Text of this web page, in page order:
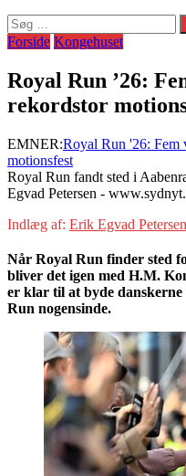
Søg
efter:
Forside Kongehuset
Royal Run ’26:
rekordstor
EMNER:Royal Run '26: Fem
motionsfest
Royal Run fandt sted i
Egvad Petersen -
Indlæg af: Erik Egvad
Når Royal Run finder sted
bliver det igen med H.M.
er klar til at byde
Run nogensinde.